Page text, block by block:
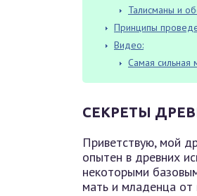
Талисманы и
Принципы
Видео:
Самая сильная
СЕКРЕТЫ
Приветствую, мой
опытен в древних
некоторыми
мать и младенца от